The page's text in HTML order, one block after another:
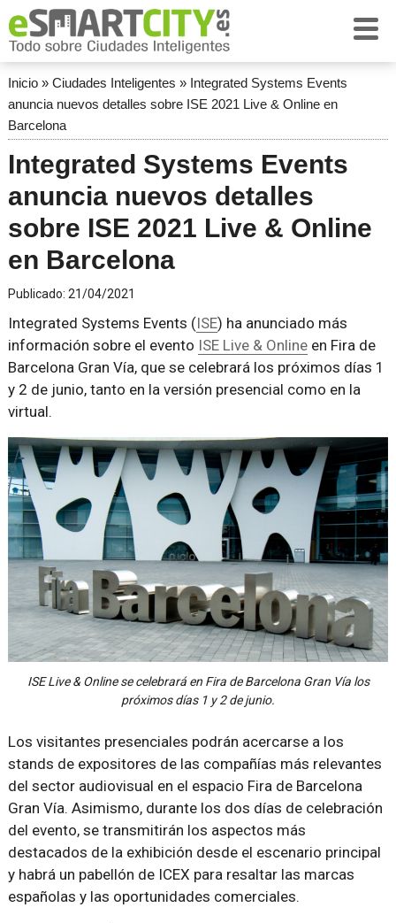
Inicio» Ciudades Inteligentes » Integrated Systems Events
anuncia nuevos detalles sobre ISE 2021 Live & Online en
Barcelona
Integrated Systems Events
anuncia nuevos detalles
sobre ISE 2021 Live & Online
en Barcelona
Publicado: 21/04/2021
Integrated Systems Events (ISE) ha anunciado más
información sobre el evento ISE Live & Onlineen Fira de
Barcelona Gran Vía, que se celebrará los próximos días 1
y 2 de junio, tanto en la versión presencial como en la
virtual.
ISE Live & Online se celebrará en Fira de Barcelona Gran Vía los
próximos días 1 y 2 de junio.
Los visitantes presenciales podrán acercarse a los
stands de expositores de las compañías más relevantes
del sector audiovisual en el espacio Fira de Barcelona
Gran Vía. Asimismo, durante los dos días de celebración
del evento, se transmitirán los aspectos más
destacados de la exhibición desde el escenario principal
y habrá un pabellón de ICEX para resaltar las marcas
españolas y las oportunidades comerciales.